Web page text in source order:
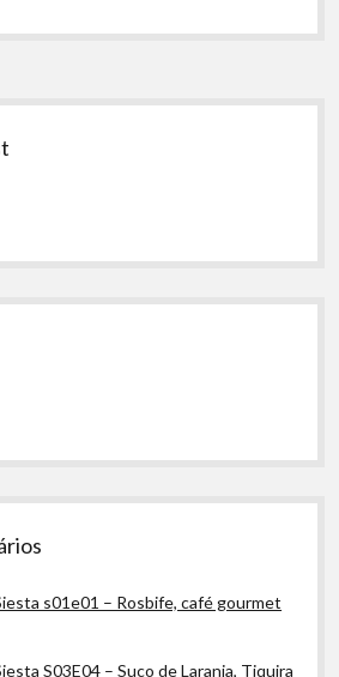
s01e01 – Rosbife, café gourmet
S03E04 – Suco de Laranja, Tiquira